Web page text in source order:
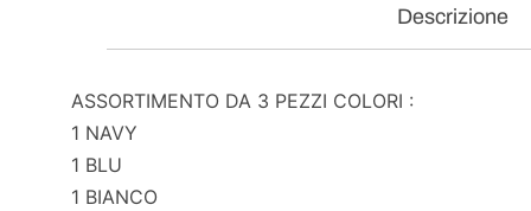
Descrizione
ASSORTIMENTO DA 3 PEZZI COLORI :
1 NAVY
1 BLU
1 BIANCO